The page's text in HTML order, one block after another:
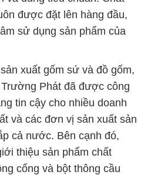
được đặt lên hàng đầu,
sử dụng sản phẩm của
xuất gốm sứ và đồ gốm,
Phát đã được công
tin cậy cho nhiều doanh
và các đơn vị sản xuất sản
cả nước. Bên cạnh đó,
thiệu sản phẩm chất
cống và bột thông cầu